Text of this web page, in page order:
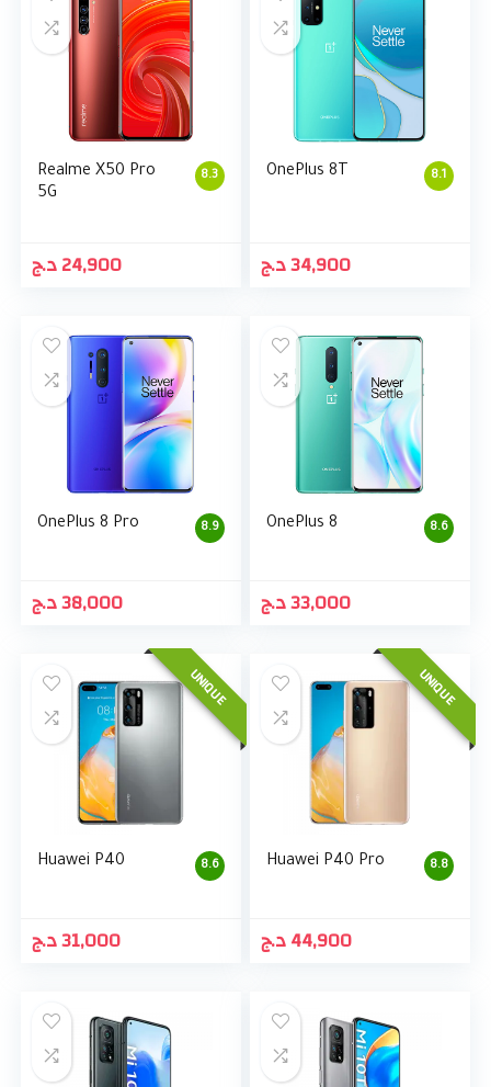
8.3
Realme X50 Pro
5G
24,900د.ج
8.1
OnePlus 8T
34,900د.ج
8.9
OnePlus 8 Pro
38,000د.ج
8.6
OnePlus 8
33,000د.ج
UNIQUE
8.6
Huawei P40
31,000د.ج
UNIQUE
8.8
Huawei P40 Pro
44,900د.ج